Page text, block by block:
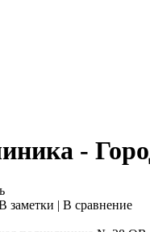
-
заметки | В сравнение